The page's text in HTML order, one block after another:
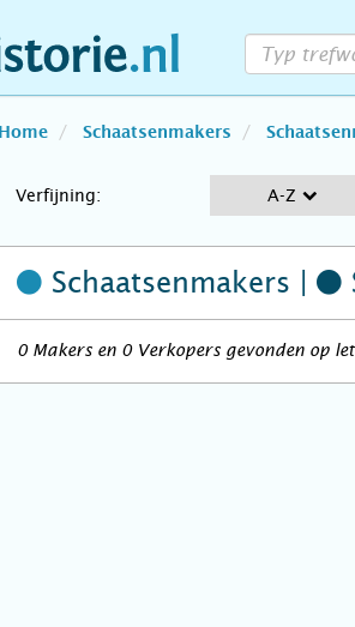
Home Schaatsenmakers
Verfijning: A-Z
Schaatsenmakers |
0 Makers en 0 Verkopers gevonden op